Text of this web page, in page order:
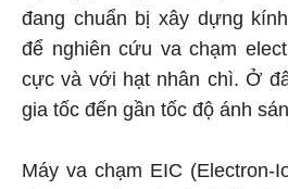
đang chuẩn bị xây dựng
để nghiên cứu va chạm
cực và với hạt nhân chì. Ở
gia tốc đến gần tốc độ ánh
Máy va chạm EIC (Electron-